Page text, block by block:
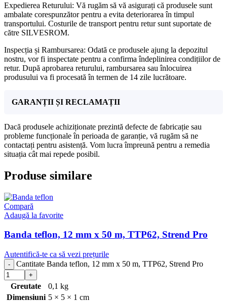
Expedierea Returului: Vă rugăm să vă asigurați că produsele sunt
ambalate corespunzător pentru a evita deteriorarea în timpul
transportului. Costurile de transport pentru retur sunt suportate de
către SILVESROM.
Inspecția și Rambursarea: Odată ce produsele ajung la depozitul
nostru, vor fi inspectate pentru a confirma îndeplinirea condițiilor de
retur. După aprobarea returului, rambursarea sau înlocuirea
produsului va fi procesată în termen de 14 zile lucrătoare.
GARANȚII ȘI RECLAMAȚII
Dacă produsele achiziționate prezintă defecte de fabricație sau
probleme funcționale în perioada de garanție, vă rugăm să ne
contactați pentru asistență. Vom lucra împreună pentru a remedia
situația cât mai repede posibil.
Produse similare
Compară
Adaugă la favorite
Banda teflon, 12 mm x 50 m, TTP62, Strend Pro
Autentifică-te ca să vezi prețurile
Cantitate Banda teflon, 12 mm x 50 m, TTP62, Strend Pro
Greutate
0,1 kg
Dimensiuni 5 × 5 × 1 cm